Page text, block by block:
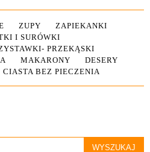
ZUPY
ZAPIEKANKI
I SURÓWKI
PRZEKĄSKI
MAKARONY
DESERY
CIASTA BEZ PIECZENIA